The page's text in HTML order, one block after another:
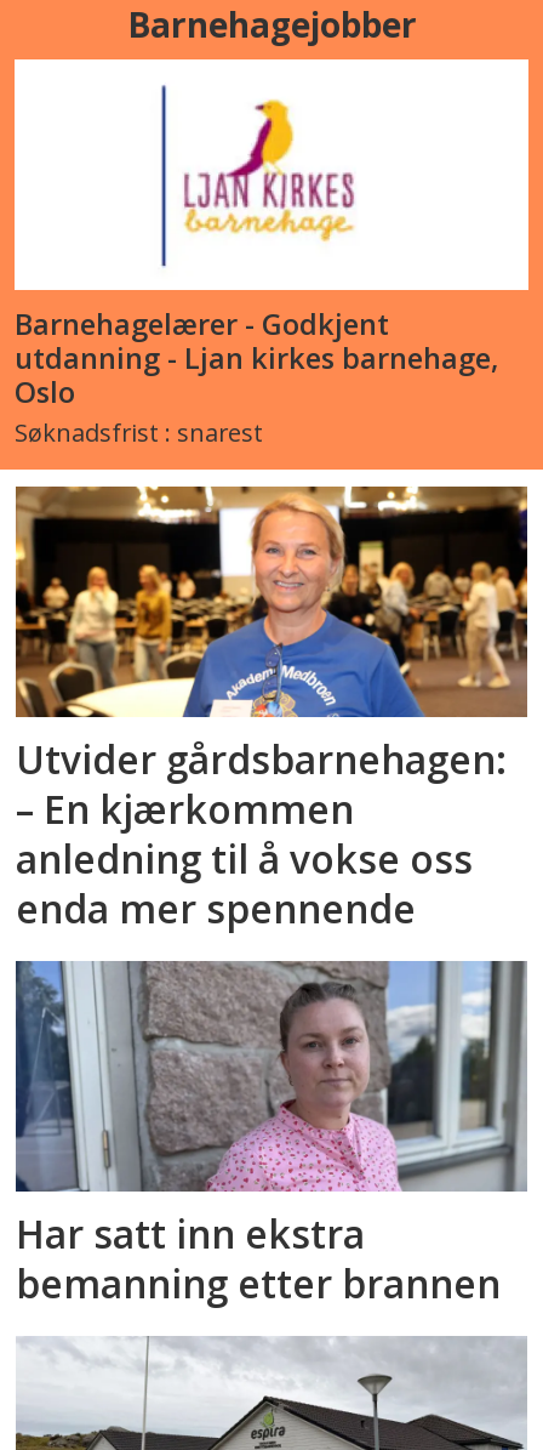
Barnehagejobber
Barnehagelærer - Godkjent
utdanning - Ljan kirkes barnehage,
Oslo
Søknadsfrist : snarest
Utvider gårdsbarnehagen:
– En kjærkommen
anledning til å vokse oss
enda mer spennende
Har satt inn ekstra
bemanning etter brannen